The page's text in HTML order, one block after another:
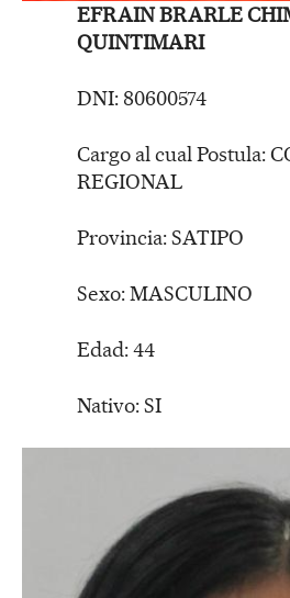
EFRAIN BRARLE
QUINTIMARI
DNI: 80600574
Cargo al cual Postula:
REGIONAL
Provincia: SATIPO
Sexo: MASCULINO
Edad: 44
Nativo: SI